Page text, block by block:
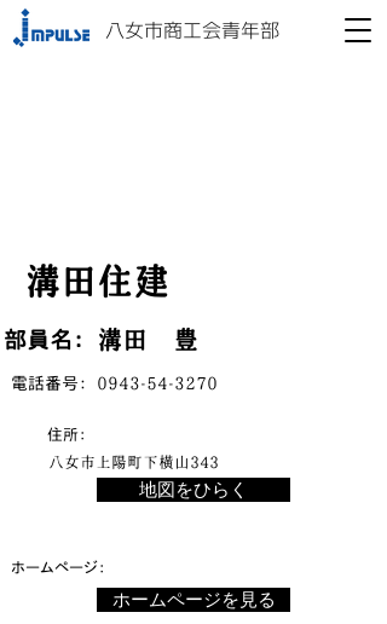
八女市商工会青年部
溝田住建
​部員名： 溝田 豊
​電話番号： 0943-54-3270
​住所：
八女市上陽町下横山343
地図をひらく
​ホームページ：
ホームページを見る